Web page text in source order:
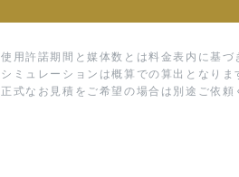
使用許諾期間と媒体数とは料金表内に基づ
シミュレーションは概算での算出となりま
正式なお見積をご希望の場合は別途ご依頼